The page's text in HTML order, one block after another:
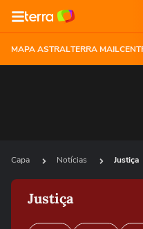
MAPA ASTRALTERRA MAIL
Capa Notícias Justiça
Justiça